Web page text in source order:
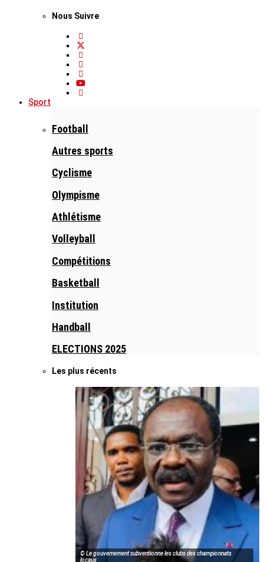
Nous Suivre
Sport
Football
Autres sports
Cyclisme
Olympisme
Athlétisme
Volleyball
Compétitions
Basketball
Institution
Handball
ELECTIONS 2025
Les plus récents
© Le gouvernement subventionne les clubs des championnats
locaux